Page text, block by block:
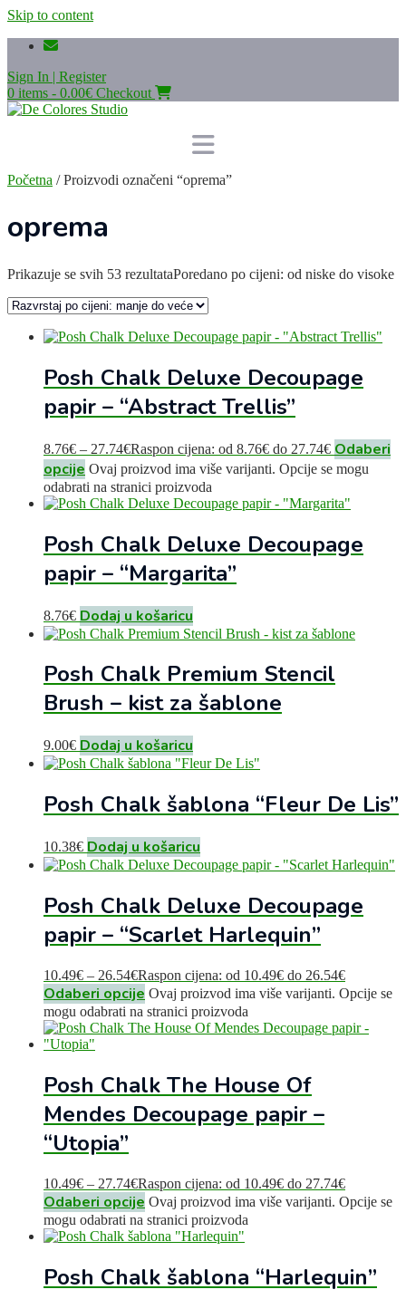
Skip to content
Sign In | Register
0 items - 0.00€ Checkout
Početna / Proizvodi označeni “oprema”
oprema
Prikazuje se svih 53 rezultataPoredano po cijeni: od niske do visoke
Posh Chalk Deluxe Decoupage
papir – “Abstract Trellis”
8.76€ – 27.74€Raspon cijena: od 8.76€ do 27.74€ Odaberi
opcije Ovaj proizvod ima više varijanti. Opcije se mogu
odabrati na stranici proizvoda
Posh Chalk Deluxe Decoupage
papir – “Margarita”
8.76€ Dodaj u košaricu
Posh Chalk Premium Stencil
Brush – kist za šablone
9.00€ Dodaj u košaricu
Posh Chalk šablona “Fleur De Lis”
10.38€ Dodaj u košaricu
Posh Chalk Deluxe Decoupage
papir – “Scarlet Harlequin”
10.49€ – 26.54€Raspon cijena: od 10.49€ do 26.54€
Odaberi opcije Ovaj proizvod ima više varijanti. Opcije se
mogu odabrati na stranici proizvoda
Posh Chalk The House Of
Mendes Decoupage papir –
“Utopia”
10.49€ – 27.74€Raspon cijena: od 10.49€ do 27.74€
Odaberi opcije Ovaj proizvod ima više varijanti. Opcije se
mogu odabrati na stranici proizvoda
Posh Chalk šablona “Harlequin”